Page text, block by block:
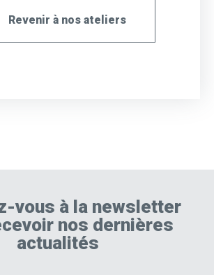
Revenir à nos ateliers
vous à la newsletter
nos dernières
actualités